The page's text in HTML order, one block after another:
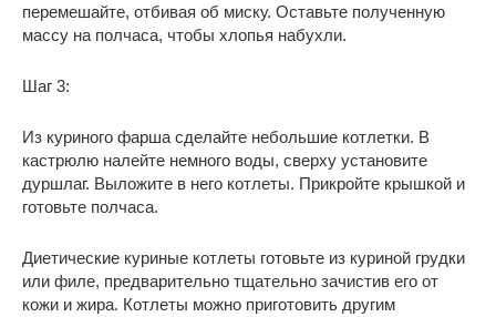
перемешайте, отбивая об миску. Оставьте полученную
массу на полчаса, чтобы хлопья набухли.
Шаг 3:
Из куриного фарша сделайте небольшие котлетки. В
кастрюлю налейте немного воды, сверху установите
дуршлаг. Выложите в него котлеты. Прикройте крышкой и
готовьте полчаса.
Диетические куриные котлеты готовьте из куриной грудки
или филе, предварительно тщательно зачистив его от
кожи и жира. Котлеты можно приготовить другим